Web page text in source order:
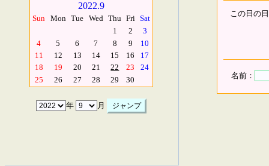
2022.9
Sun Mon Tue Wed Thu Fri Sat
1
2
3
4
5 6 7 8 9
10
11
12 13 14 15 16
17
18
19 20 21 22 23
24
25
26 27 28 29 30
年 月
この日の
名前：